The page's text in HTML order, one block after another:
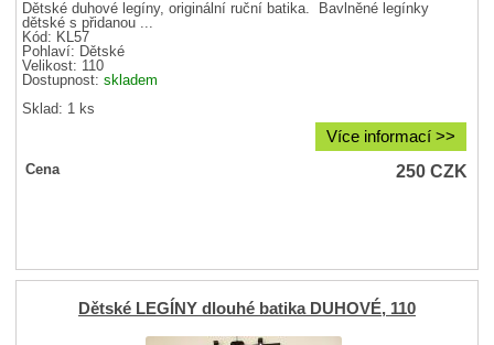
Dětské duhové legíny, originální ruční batika. Bavlněné legínky
dětské s přidanou ...
Kód: KL57
Pohlaví: Dětské
Velikost: 110
Dostupnost:skladem
Sklad: 1 ks
Více informací >>
Cena 250CZK
Dětské LEGÍNY dlouhé batika DUHOVÉ, 110